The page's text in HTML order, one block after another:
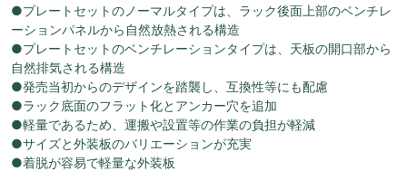
●プレートセットのノーマルタイプは、ラック後面上部のベンチレ
ーションパネルから自然放熱される構造
●プレートセットのベンチレーションタイプは、天板の開口部から
自然排気される構造
●発売当初からのデザインを踏襲し、互換性等にも配慮
●ラック底面のフラット化とアンカー穴を追加
●軽量であるため、運搬や設置等の作業の負担が軽減
●サイズと外装板のバリエーションが充実
●着脱が容易で軽量な外装板